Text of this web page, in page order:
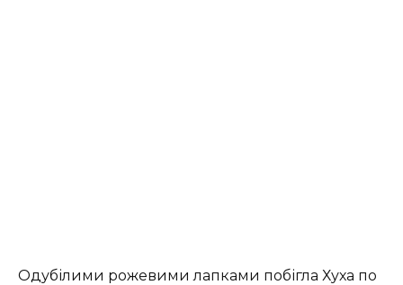
Одубілими рожевими лапками побігла Хуха по